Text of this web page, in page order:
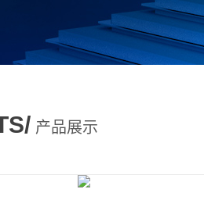
产品展示